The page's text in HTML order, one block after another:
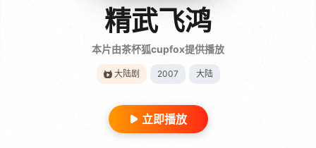
精武飞鸿
本片由茶杯狐cupfox提供播放
大陆剧 2007 大陆
立即播放